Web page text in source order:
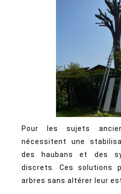
Pour les sujets
nécessitent une
des haubans et des
discrets. Ces solutions
arbres sans altérer leur